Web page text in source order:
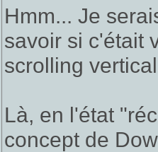
Hmm... Je
savoir si c'était
scrolling
Là, en l'état
concept de